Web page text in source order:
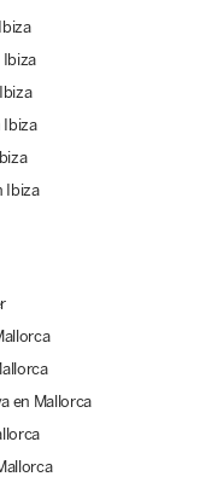
Ibiza
Ibiza
Ibiza
en Mallorca